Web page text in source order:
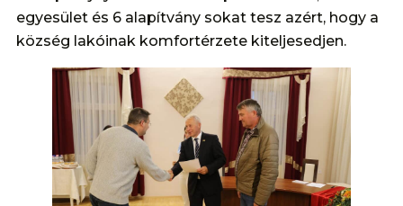
egyesület és 6 alapítvány sokat tesz azért, hogy a
község lakóinak komfortérzete kiteljesedjen.